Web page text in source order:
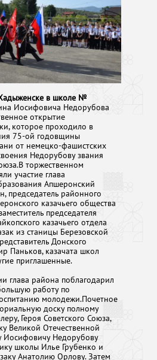
в школе №
Иосифовича Недорубова
открытие
которое проходило в
75-ой годовщины
от немецко-фашистских
Недорубову звания
торжественном
участие глава
Апшеронский
председатель районного
казачьего общества
председателя
казачьего отдела
из станицы Березовской
Донского
Паньков, казачата школ
приглашенные.
глава района поблагодарил
работу по
молодежи.Почетное
доску полному
Героя Советского Союза,
Великой Отечественной
Иосифовичу Недорубову
школы Илье Грубенко и
Анатолию Орлову. Затем